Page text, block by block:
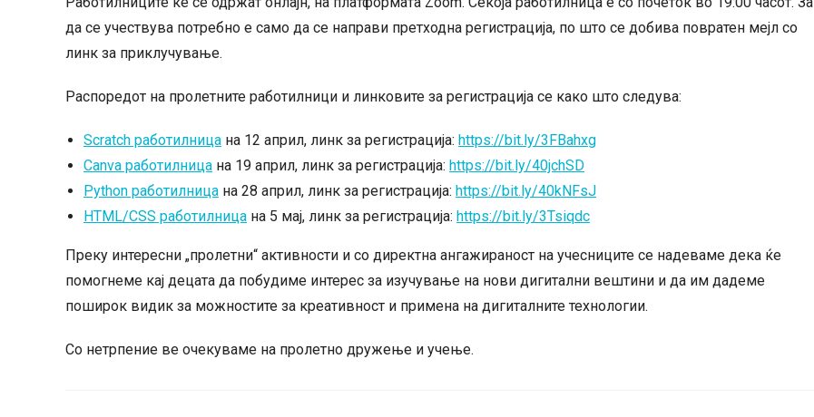
да се учествува потребно е само да се направи претходна регистрација, по што се добива повратен мејл со
линк за приклучување.
Распоредот на пролетните работилници и линковите за регистрација се како што следува:
Scratch работилница на 12 април, линк за регистрација: https://bit.ly/3FBahxg
Canva работилница на 19 април, линк за регистрација: https://bit.ly/40jchSD
Python работилница на 28 април, линк за регистрација: https://bit.ly/40kNFsJ
HTML/CSS работилница на 5 мај, линк за регистрација: https://bit.ly/3Tsiqdc
Преку интересни „пролетни“ активности и со директна ангажираност на учесниците се надеваме дека ќе
помогнеме кај децата да побудиме интерес за изучување на нови дигитални вештини и да им дадеме
поширок видик за можностите за креативност и примена на дигиталните технологии.
Со нетрпение ве очекуваме на пролетно дружење и учење.